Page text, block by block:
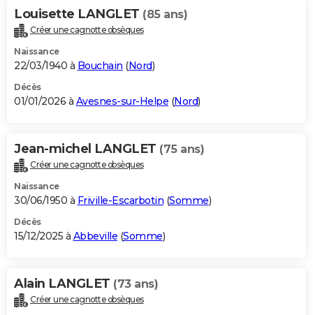
Louisette LANGLET (85 ans)
Créer une cagnotte obsèques
Naissance
22/03/1940 à Bouchain (Nord)
Décès
01/01/2026 à Avesnes-sur-Helpe (Nord)
Jean-michel LANGLET (75 ans)
Créer une cagnotte obsèques
Naissance
30/06/1950 à Friville-Escarbotin (Somme)
Décès
15/12/2025 à Abbeville (Somme)
Alain LANGLET (73 ans)
Créer une cagnotte obsèques